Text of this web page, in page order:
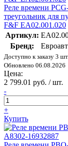
Реле времени
треугольник для
F&F EA02.001.020
Артикул:
Бренд:
Доступно к заказу 3
Обновлено 06.08.2026
Цена:
2 799.01 руб. / шт.
-
+
Купить